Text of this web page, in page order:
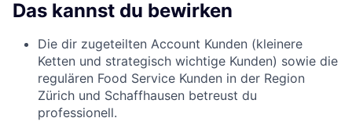
Das kannst du bewirken
Die dir zugeteilten Account Kunden (kleinere
Ketten und strategisch wichtige Kunden) sowie die
regulären Food Service Kunden in der Region
Zürich und Schaffhausen betreust du
professionell.